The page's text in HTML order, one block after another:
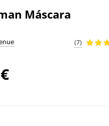
Máscara
(7)